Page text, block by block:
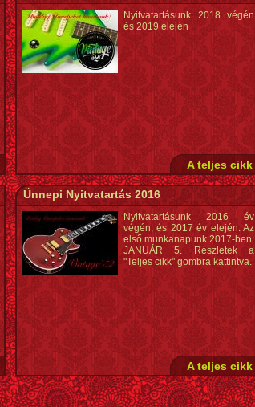
Nyitvatartásunk 2018 végén
és 2019 elején
A teljes cikk
Ünnepi Nyitvatartás 2016
Nyitvatartásunk 2016 év
végén, és 2017 év elején. Az
első munkanapunk 2017-ben:
JANUÁR 5. Részletek a
"Teljes cikk" gombra kattintva.
A teljes cikk